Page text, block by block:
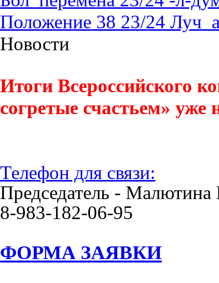
Положение 38 23/24
Новости
Итоги Всероссийского
согретые счастьем» уже
Телефон для связи:
Председатель - Малютина
8-983-182-06-95
ФОРМА ЗАЯВКИ